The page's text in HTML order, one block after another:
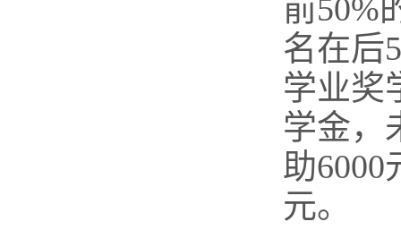
前50%
名在后
学业奖
学金，
助6000
元。